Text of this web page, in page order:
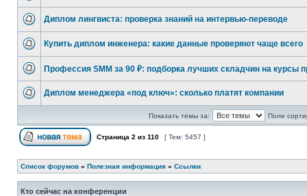
Диплом лингвиста: проверка знаний на интервью-переводе
Купить диплом инженера: какие данные проверяют чаще всего
Профессия SMM за 90 ₽: подборка лучших складчин на курсы
Диплом менеджера «под ключ»: сколько платят компании
Показать темы за: Поле
Страница 2 из 110 [ Тем: 5457 ]
Список форумов » Полезная информация » Ссылки
Кто сейчас на конференции